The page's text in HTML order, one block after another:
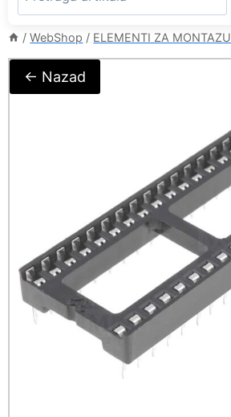
/ WebShop / ELEMENTI ZA MONTAZU
← Nazad